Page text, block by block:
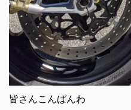
皆さんこんばんわ